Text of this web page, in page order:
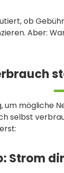
ob
Aber:
um mögliche
selbst
Strom